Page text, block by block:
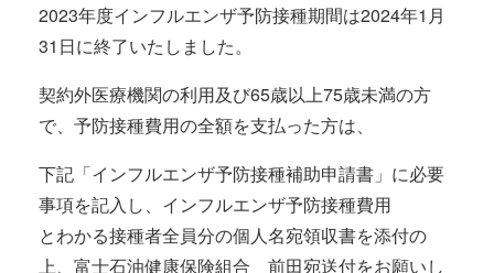
2023年度インフルエンザ予防接種期間は2024年1月
31日に終了いたしました。
契約外医療機関の利用及び65歳以上75歳未満の方
で、予防接種費用の全額を支払った方は、
下記「インフルエンザ予防接種補助申請書」に必要
事項を記入し、インフルエンザ予防接種費用
とわかる接種者全員分の個人名宛領収書を添付の
上、富士石油健康保険組合 前田宛送付をお願いし